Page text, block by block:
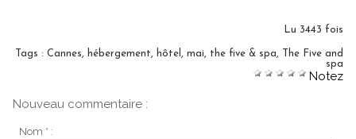
Lu 3443 fois
Tags : Cannes, hébergement, hôtel , mai, the five & spa,
The Five and
spa
Notez
Nouveau commentaire :
Nom * :